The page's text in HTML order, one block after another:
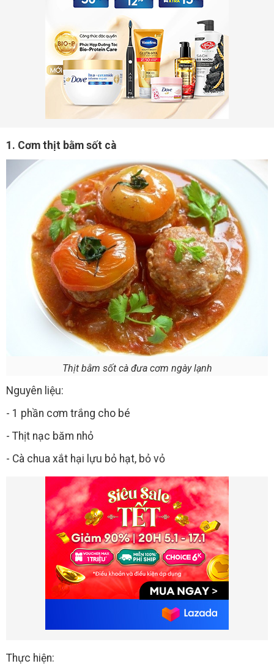
1. Cơm thịt bằm sốt cà
Thịt bằm sốt cà đưa cơm ngày lạnh
Nguyên liệu:
- 1 phần cơm trắng cho bé
- Thịt nạc băm nhỏ
- Cà chua xắt hại lựu bỏ hạt, bỏ vỏ
Thực hiện: